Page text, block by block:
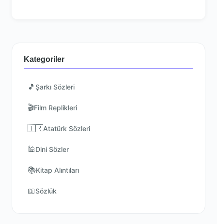
Kategoriler
🎵 Şarkı Sözleri
🎬Film Replikleri
🇹🇷Atatürk Sözleri
🕌Dini Sözler
📚Kitap Alıntıları
📖Sözlük